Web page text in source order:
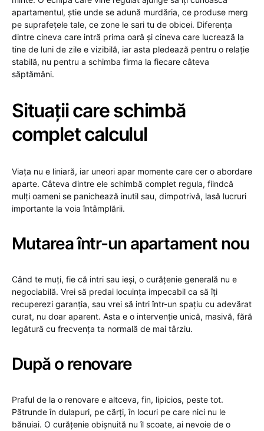
apartamentul, știe unde se adună murdăria, ce produse merg
pe suprafețele tale, ce zone le sari tu de obicei. Diferența
dintre cineva care intră prima oară și cineva care lucrează la
tine de luni de zile e vizibilă, iar asta pledează pentru o relație
stabilă, nu pentru a schimba firma la fiecare câteva
săptămâni.
Situații care schimbă
complet calculul
Viața nu e liniară, iar uneori apar momente care cer o abordare
aparte. Câteva dintre ele schimbă complet regula, fiindcă
mulți oameni se panichează inutil sau, dimpotrivă, lasă lucruri
importante la voia întâmplării.
Mutarea într-un apartament nou
Când te muți, fie că intri sau ieși, o curățenie generală nu e
negociabilă. Vrei să predai locuința impecabil ca să îți
recuperezi garanția, sau vrei să intri într-un spațiu cu adevărat
curat, nu doar aparent. Asta e o intervenție unică, masivă, fără
legătură cu frecvența ta normală de mai târziu.
După o renovare
Praful de la o renovare e altceva, fin, lipicios, peste tot.
Pătrunde în dulapuri, pe cărți, în locuri pe care nici nu le
bănuiai. O curățenie obișnuită nu îl scoate, ai nevoie de o